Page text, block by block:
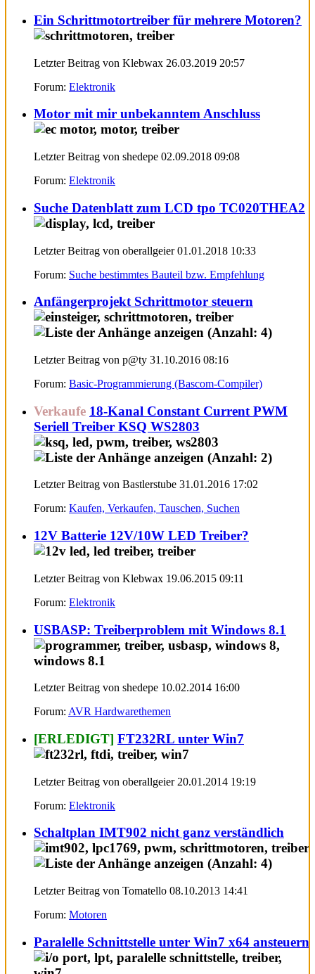
Ein Schrittmotortreiber für mehrere Motoren?
Letzter Beitrag von Klebwax 26.03.2019 20:57
Forum: Elektronik
Motor mit mir unbekanntem Anschluss
Letzter Beitrag von shedepe 02.09.2018 09:08
Forum: Elektronik
Suche Datenblatt zum LCD tpo TC020THEA2
Letzter Beitrag von oberallgeier 01.01.2018 10:33
Forum: Suche bestimmtes Bauteil bzw. Empfehlung
Anfängerprojekt Schrittmotor steuern
Letzter Beitrag von p@ty 31.10.2016 08:16
Forum: Basic-Programmierung (Bascom-Compiler)
Verkaufe 18-Kanal Constant Current PWM
Seriell Treiber KSQ WS2803
Letzter Beitrag von Bastlerstube 31.01.2016 17:02
Forum: Kaufen, Verkaufen, Tauschen, Suchen
12V Batterie 12V/10W LED Treiber?
Letzter Beitrag von Klebwax 19.06.2015 09:11
Forum: Elektronik
USBASP: Treiberproblem mit Windows 8.1
Letzter Beitrag von shedepe 10.02.2014 16:00
Forum: AVR Hardwarethemen
[ERLEDIGT] FT232RL unter Win7
Letzter Beitrag von oberallgeier 20.01.2014 19:19
Forum: Elektronik
Schaltplan IMT902 nicht ganz verständlich
Letzter Beitrag von Tomatello 08.10.2013 14:41
Forum: Motoren
Paralelle Schnittstelle unter Win7 x64 ansteuern